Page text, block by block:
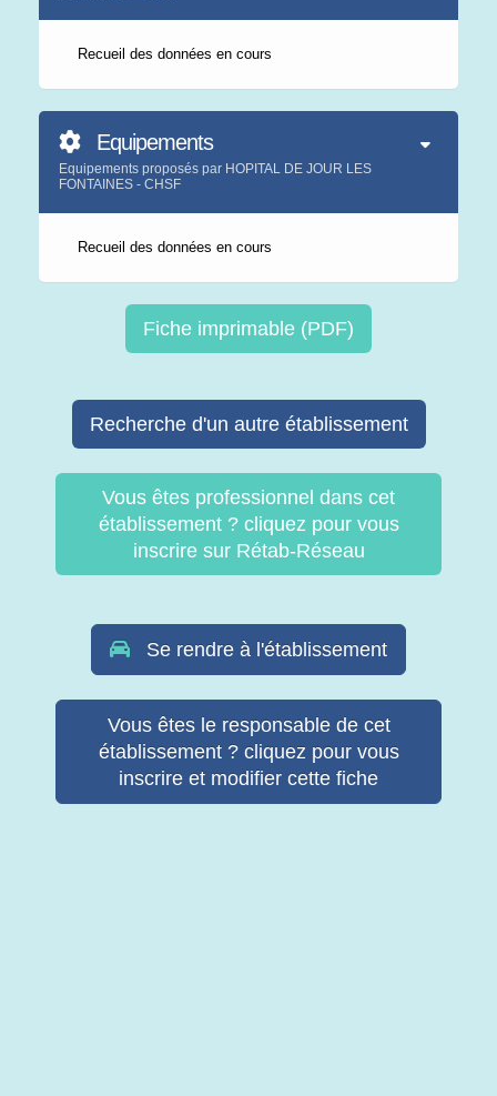
Recueil des données en cours
Equipements
Equipements proposés par HOPITAL DE JOUR LES
FONTAINES - CHSF
Recueil des données en cours
Fiche imprimable (PDF)
Recherche d'un autre établissement
Vous êtes professionnel dans cet
établissement ? cliquez pour vous
inscrire sur Rétab-Réseau
Se rendre à l'établissement
Vous êtes le responsable de cet
établissement ? cliquez pour vous
inscrire et modifier cette fiche